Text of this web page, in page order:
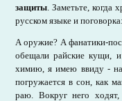
защиты. Заметьте, когда
русском языке и
А оружие? А фанатики-
обещали райские кущи,
химию, я имею ввиду -
погружается в сон, как
раю. Вокруг него